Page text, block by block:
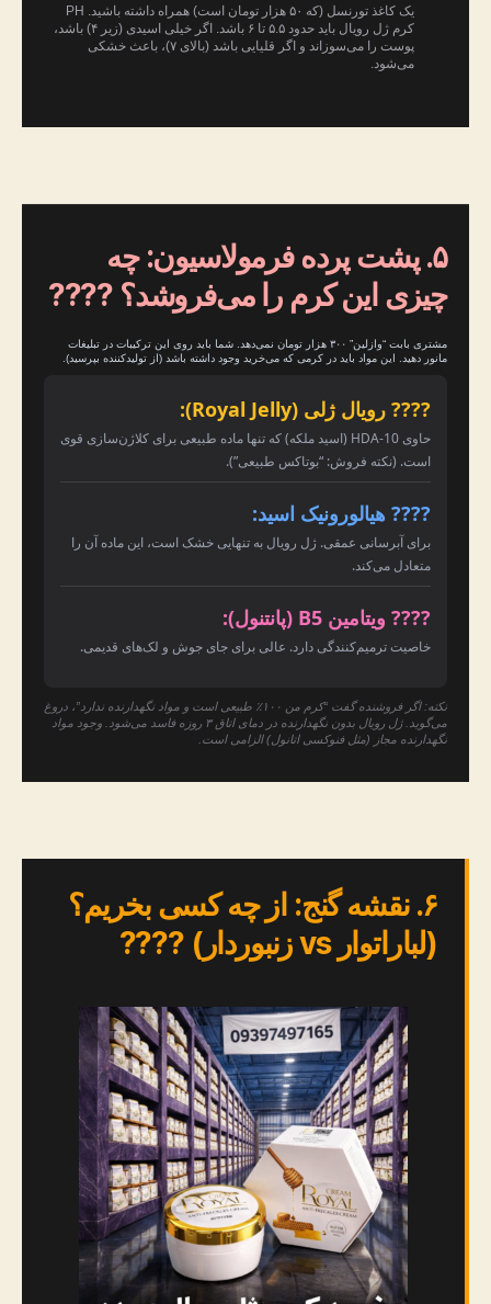
یک کاغذ تورنسل (که ۵۰ هزار تومان است) همراه داشته باشید. PH
کرم ژل رویال باید حدود ۵.۵ تا ۶ باشد. اگر خیلی اسیدی (زیر ۴) باشد،
پوست را می‌سوزاند و اگر قلیایی باشد (بالای ۷)، باعث خشکی
می‌شود.
۵. پشت پرده فرمولاسیون: چه
چیزی این کرم را می‌فروشد؟ ????
مشتری بابت “وازلین” ۳۰۰ هزار تومان نمی‌دهد. شما باید روی این ترکیبات در تبلیغات
مانور دهید. این مواد باید در کرمی که می‌خرید وجود داشته باشد (از تولیدکننده بپرسید).
???? رویال ژلی (Royal Jelly):
حاوی 10-HDA (اسید ملکه) که تنها ماده طبیعی برای کلاژن‌سازی قوی
است. (نکته فروش: “بوتاکس طبیعی”).
???? هیالورونیک اسید:
برای آبرسانی عمقی. ژل رویال به تنهایی خشک است، این ماده آن را
متعادل می‌کند.
???? ویتامین B5 (پانتنول):
خاصیت ترمیم‌کنندگی دارد. عالی برای جای جوش و لک‌های قدیمی.
نکته: اگر فروشنده گفت “کرم من ۱۰۰٪ طبیعی است و مواد نگهدارنده ندارد”، دروغ
می‌گوید. ژل رویال بدون نگهدارنده در دمای اتاق ۳ روزه فاسد می‌شود. وجود مواد
نگهدارنده مجاز (مثل فنوکسی اتانول) الزامی است.
۶. نقشه گنج: از چه کسی بخریم؟
(لباراتوار vs زنبوردار) ????️